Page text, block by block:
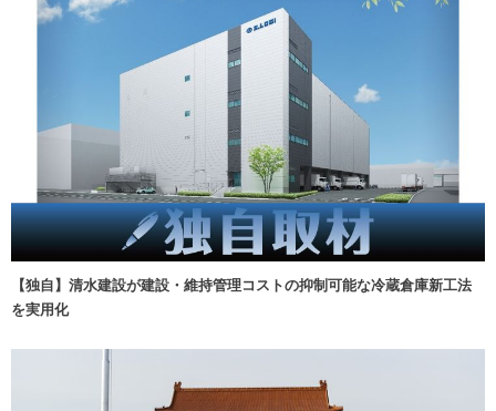
【独自】清水建設が建設・維持管理コストの抑制可能な冷蔵倉庫新工法
を実用化